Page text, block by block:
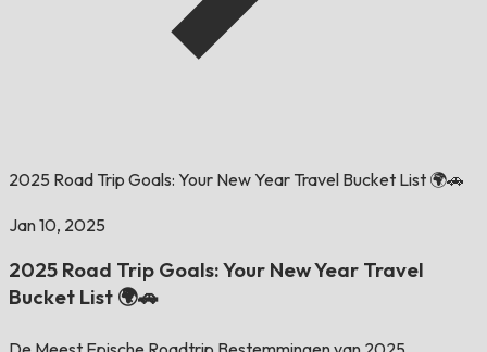
2025 Road Trip Goals: Your New Year Travel Bucket List 🌍🚗
Jan 10, 2025
2025 Road Trip Goals: Your New Year Travel
Bucket List 🌍🚗